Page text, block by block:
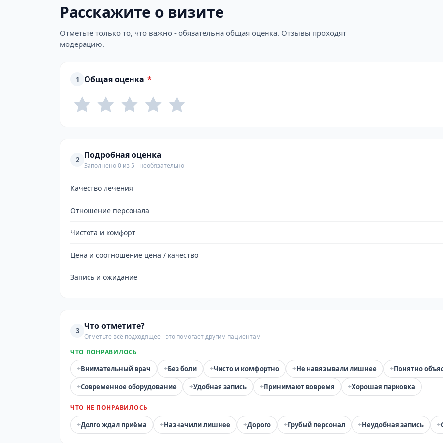
Расскажите о визите
Отметьте только то, что важно - обязательна общая оценка. Отзывы проходят
модерацию.
1 Общая оценка *
2 Подробная оценка
Заполнено 0 из 5 - необязательно
Качество лечения
Отношение персонала
Чистота и комфорт
Цена и соотношение цена / качество
Запись и ожидание
3 Что отметите?
Отметьте всё подходящее - это помогает другим пациентам
ЧТО ПОНРАВИЛОСЬ
+Внимательный врач +Без боли +Чисто и комфортно +Не навязывали лишнее +Понятно
+Современное оборудование +Удобная запись +Принимают вовремя +Хорошая парковка
ЧТО НЕ ПОНРАВИЛОСЬ
+Долго ждал приёма +Назначили лишнее +Дорого +Грубый персонал +Неудобная запись +